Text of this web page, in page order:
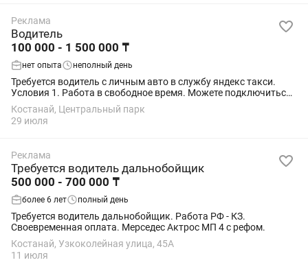
Реклама
Водитель
100 000 - 1 500 000 ₸
нет опыта неполный день
Требуется водитель с личным авто в службу яндекс такси.
Условия 1. Работа в свободное время. Можете подключиться
после работы и заработать или подвезти попутчиков.
2.средний заработок от 2500 в...
Костанай, Центральный парк
29 июля
Реклама
Требуется водитель дальнобойщик
500 000 - 700 000 ₸
более 6 лет полный день
Требуется водитель дальнобойщик. Работа РФ - КЗ.
Своевременная оплата. Мерседес Актрос МП 4 с рефом.
Костанай, Узкоколейная улица, 45А
11 июля